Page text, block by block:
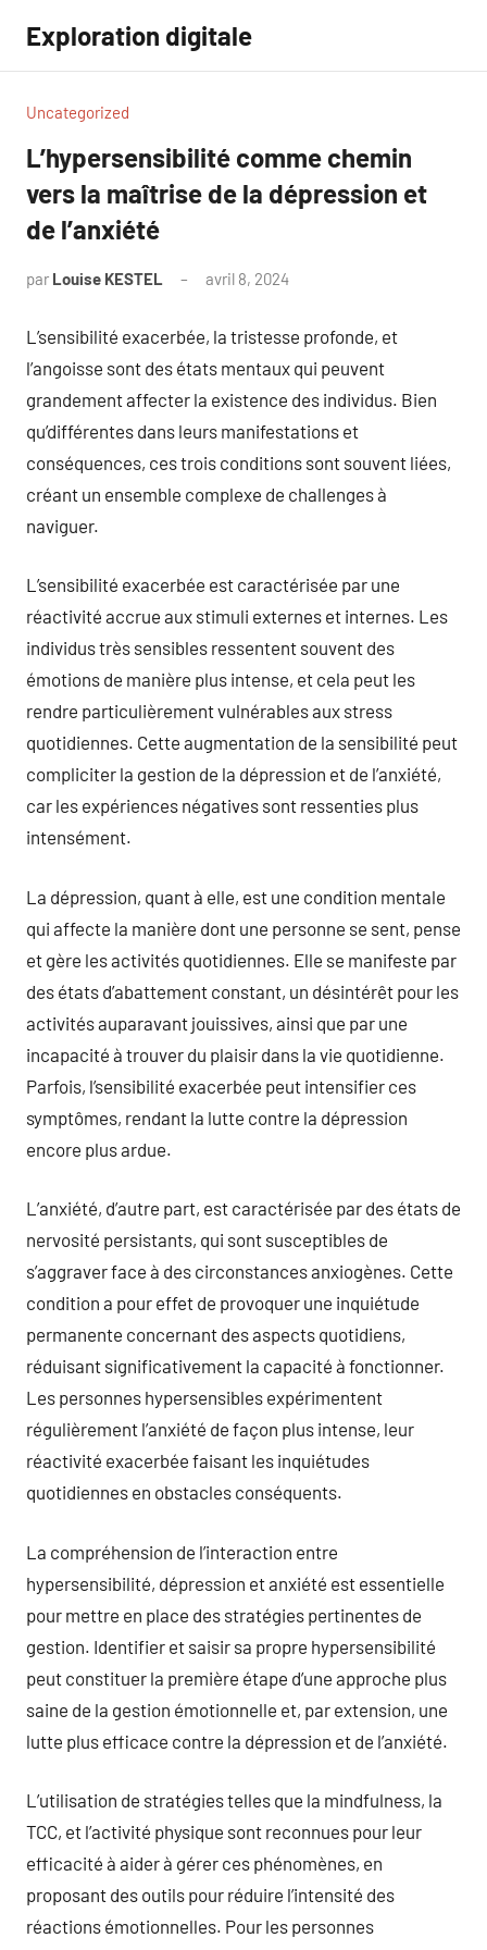
contenu
Exploration digitale
Uncategorized
L’hypersensibilité comme chemin
vers la maîtrise de la dépression et
de l’anxiété
par Louise KESTEL avril 8, 2024
L’sensibilité exacerbée, la tristesse profonde, et
l’angoisse sont des états mentaux qui peuvent
grandement affecter la existence des individus. Bien
qu’différentes dans leurs manifestations et
conséquences, ces trois conditions sont souvent liées,
créant un ensemble complexe de challenges à
naviguer.
L’sensibilité exacerbée est caractérisée par une
réactivité accrue aux stimuli externes et internes. Les
individus très sensibles ressentent souvent des
émotions de manière plus intense, et cela peut les
rendre particulièrement vulnérables aux stress
quotidiennes. Cette augmentation de la sensibilité peut
compliciter la gestion de la dépression et de l’anxiété,
car les expériences négatives sont ressenties plus
intensément.
La dépression, quant à elle, est une condition mentale
qui affecte la manière dont une personne se sent, pense
et gère les activités quotidiennes. Elle se manifeste par
des états d’abattement constant, un désintérêt pour les
activités auparavant jouissives, ainsi que par une
incapacité à trouver du plaisir dans la vie quotidienne.
Parfois, l’sensibilité exacerbée peut intensifier ces
symptômes, rendant la lutte contre la dépression
encore plus ardue.
L’anxiété, d’autre part, est caractérisée par des états de
nervosité persistants, qui sont susceptibles de
s’aggraver face à des circonstances anxiogènes. Cette
condition a pour effet de provoquer une inquiétude
permanente concernant des aspects quotidiens,
réduisant significativement la capacité à fonctionner.
Les personnes hypersensibles expérimentent
régulièrement l’anxiété de façon plus intense, leur
réactivité exacerbée faisant les inquiétudes
quotidiennes en obstacles conséquents.
La compréhension de l’interaction entre
hypersensibilité, dépression et anxiété est essentielle
pour mettre en place des stratégies pertinentes de
gestion. Identifier et saisir sa propre hypersensibilité
peut constituer la première étape d’une approche plus
saine de la gestion émotionnelle et, par extension, une
lutte plus efficace contre la dépression et de l’anxiété.
L’utilisation de stratégies telles que la mindfulness, la
TCC, et l’activité physique sont reconnues pour leur
efficacité à aider à gérer ces phénomènes, en
proposant des outils pour réduire l’intensité des
réactions émotionnelles. Pour les personnes